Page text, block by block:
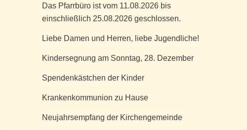
Das Pfarrbüro ist vom 11.08.2026 bis
einschließlich 25.08.2026 geschlossen.
Liebe Damen und Herren, liebe Jugendliche!
Kindersegnung am Sonntag, 28. Dezember
Spendenkästchen der Kinder
Krankenkommunion zu Hause
Neujahrsempfang der Kirchengemeinde